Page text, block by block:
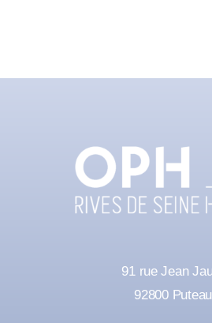
91 rue Jean
92800